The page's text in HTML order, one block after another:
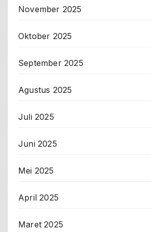
November 2025
Oktober 2025
September 2025
Agustus 2025
Juli 2025
Juni 2025
Mei 2025
April 2025
Maret 2025